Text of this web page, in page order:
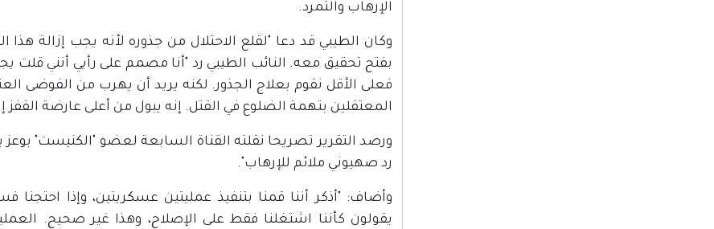
الإرهاب والتمرد.
وكان الطيبي قد دعا "لقلع الاحتلال من جذوره لأنه يجب إزالة هذا
بفتح تحقيق معه. النائب الطيبي رد "أنا مصمم على رأيي أنني قلت
فعلى الأقل نقوم بعلاج الجذور. لكنه يريد أن يهرب من الفوضى
المعتقلين بتهمة الضلوع في القتل. إنه يبول من أعلى عارضة القفز
ورصد التقرير تصريحا نقلته القناة السابعة لعضو "الكنيست"
رد صهيوني ملائم للإرهاب".
وأضاف: "أذكر أننا قمنا بتنفيذ عمليتين عسكريتين، وإذا